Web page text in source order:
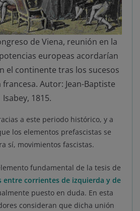
de Viena, reunión en la
europeas acordarían
el continente tras los sucesos
Autor: Jean-Baptiste
Isabey, 1815.
a este periodo histórico, y a
los elementos prefascistas se
sí, movimientos fascistas.
fundamental de la tesis de
entre corrientes de izquierda y de
puesto en duda. En esta
consideran que dicha unión